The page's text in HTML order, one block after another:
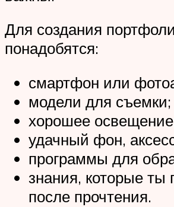
Для создания
понадобятся:
смартфон или
модели для съемки;
хорошее
удачный фон,
программы для
знания, которые ты
после прочтения.